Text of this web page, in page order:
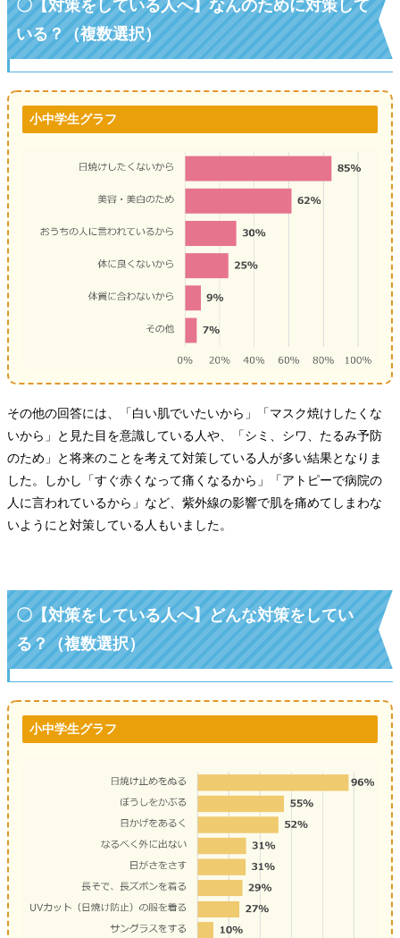
〇【対策をしている人へ】なんのために対策して
いる？（複数選択）
小中学生グラフ
その他の回答には、「白い肌でいたいから」「マスク焼けしたくな
いから」と見た目を意識している人や、「シミ、シワ、たるみ予防
のため」と将来のことを考えて対策している人が多い結果となりま
した。しかし「すぐ赤くなって痛くなるから」「アトピーで病院の
人に言われているから」など、紫外線の影響で肌を痛めてしまわな
いようにと対策している人もいました。
〇【対策をしている人へ】どんな対策をしてい
る？（複数選択）
小中学生グラフ